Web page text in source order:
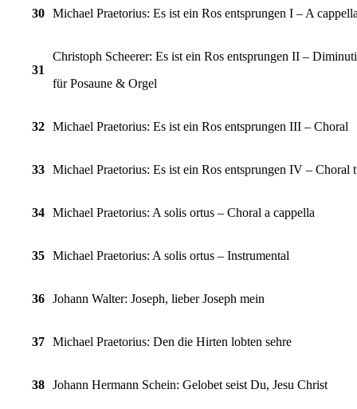
30 Michael Praetorius: Es ist ein Ros entsprungen I – A
31
Christoph Scheerer: Es ist ein Ros entsprungen II –
für Posaune & Orgel
32 Michael Praetorius: Es ist ein Ros entsprungen III – Choral
33 Michael Praetorius: Es ist ein Ros entsprungen IV – Choral
34 Michael Praetorius: A solis ortus – Choral a cappella
35 Michael Praetorius: A solis ortus – Instrumental
36 Johann Walter: Joseph, lieber Joseph mein
37 Michael Praetorius: Den die Hirten lobten sehre
38 Johann Hermann Schein: Gelobet seist Du, Jesu Christ